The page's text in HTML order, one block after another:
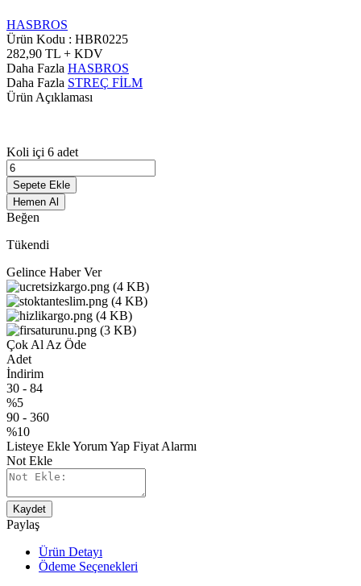
HASBROS
Ürün Kodu : HBR0225
282,90 TL + KDV
Daha Fazla HASBROS
Daha Fazla STREÇ FİLM
Ürün Açıklaması
Koli içi 6 adet
Sepete Ekle
Hemen Al
Beğen
Tükendi
Gelince Haber Ver
Çok Al Az Öde
Adet
İndirim
30 - 84
%5
90 - 360
%10
Listeye EkleYorum Yap Fiyat Alarmı
Not Ekle
Kaydet
Paylaş
Ürün Detayı
Ödeme Seçenekleri